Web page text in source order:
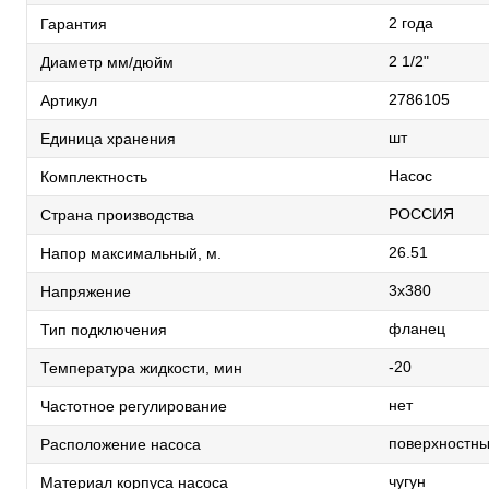
Гарантия 2 года
Диаметр мм/дюйм 2 1/2"
Артикул 2786105
Единица хранения шт
Комплектность Насос
Страна производства РОССИЯ
Напор максимальный, м. 26.51
Напряжение 3х380
Тип подключения фланец
Температура жидкости, мин -20
Частотное регулирование нет
Расположение насоса
Материал корпуса насоса чугун